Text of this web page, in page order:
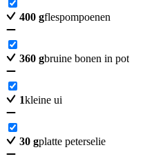
400 gflespompoenen
360 gbruine bonen in pot
1kleine ui
30 gplatte peterselie